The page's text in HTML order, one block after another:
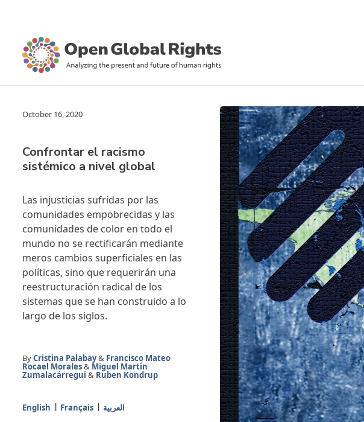
October 16, 2020
Confrontar el racismo
sistémico a nivel global
Las injusticias sufridas por las
comunidades empobrecidas y las
comunidades de color en todo el
mundo no se rectificarán mediante
meros cambios superficiales en las
políticas, sino que requerirán una
reestructuración radical de los
sistemas que se han construido a lo
largo de los siglos.
ByCristina Palabay& Francisco Mateo
Rocael Morales& Miguel Martín
Zumalacárregui & Ruben Kondrup
English Français العربية